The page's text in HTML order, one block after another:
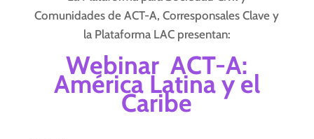
Comunidades de ACT-A, Corresponsales Clave y
la Plataforma LAC presentan:
Webinar ACT-A:
América Latina y el
Caribe